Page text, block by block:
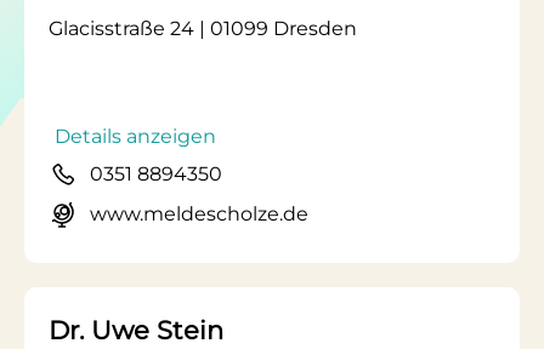
Glacisstraße 24 | 01099 Dresden
Details anzeigen
0351 8894350
www.meldescholze.de
Dr. Uwe Stein